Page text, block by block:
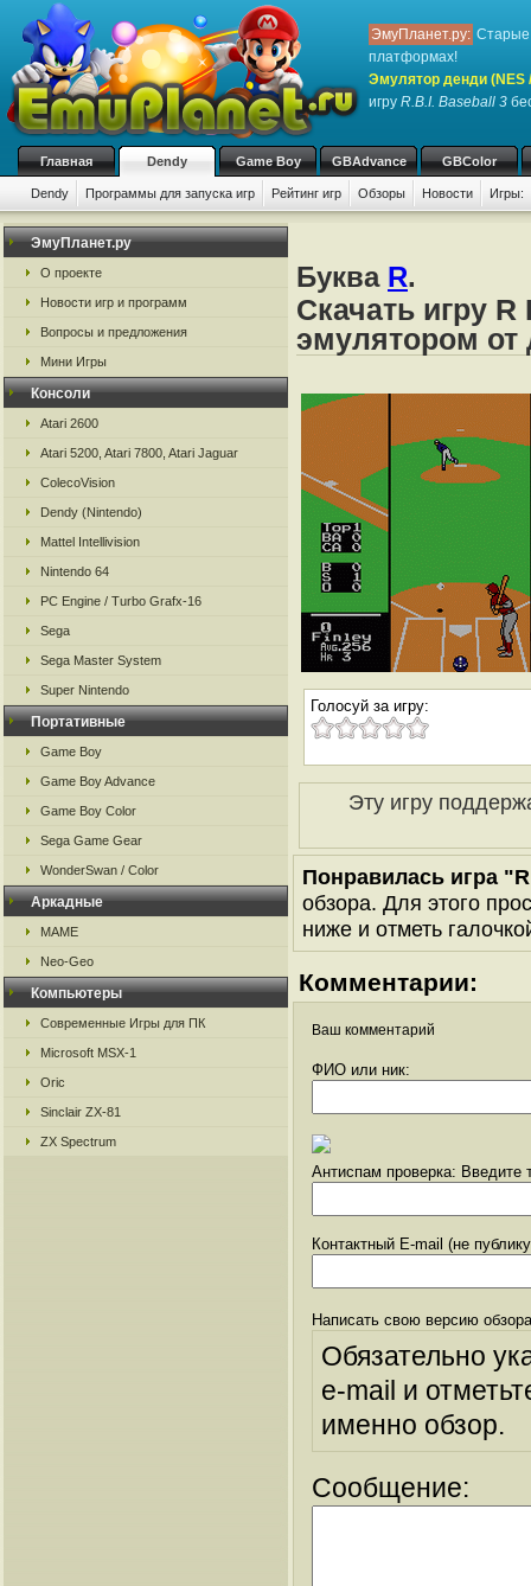
ЭмуПланет.ру: Старые
платформах!
Эмулятор денди (NES
игру R.B.I. Baseball 3
Главная Dendy Game Boy GBAdvance GBColor
Dendy Программы для запуска игр Рейтинг игр Обзоры Новости Игры:
ЭмуПланет.ру
О проекте
Новости игр и программ
Вопросы и предложения
Мини Игры
Консоли
Atari 2600
Atari 5200, Atari 7800, Atari Jaguar
ColecoVision
Dendy (Nintendo)
Mattel Intellivision
Nintendo 64
PC Engine / Turbo Grafx-16
Sega
Sega Master System
Super Nintendo
Портативные
Game Boy
Game Boy Advance
Game Boy Color
Sega Game Gear
WonderSwan / Color
Аркадные
MAME
Neo-Geo
Компьютеры
Современные Игры для ПК
Microsoft MSX-1
Oric
Sinclair ZX-81
ZX Spectrum
Буква R.
Скачать игру
эмулятором от
Голосуй за игру:
Эту игру
Понравилась игра
обзора. Для этого
ниже и отметь
Комментарии:
Ваш комментарий
ФИО или ник:
Антиспам проверка: Введите
Контактный E-mail (не
Написать свою версию
Обязательно
e-mail и
именно обзор.
Сообщение: